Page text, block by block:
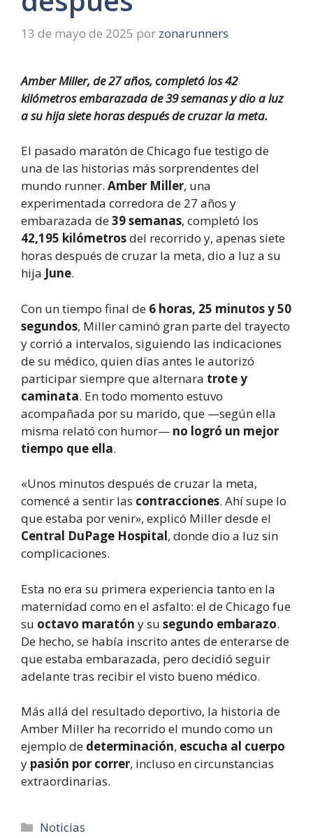
13 de mayo de 2025 por zonarunners
Amber Miller, de 27 años, completó los 42
kilómetros embarazada de 39 semanas y dio a luz
a su hija siete horas después de cruzar la meta.
El pasado maratón de Chicago fue testigo de
una de las historias más sorprendentes del
mundo runner. Amber Miller, una
experimentada corredora de 27 años y
embarazada de39 semanas, completó los
42,195 kilómetrosdel recorrido y, apenas siete
horas después de cruzar la meta, dio a luz a su
hija June.
Con un tiempo final de 6 horas, 25 minutos y 50
segundos, Miller caminó gran parte del trayecto
y corrió a intervalos, siguiendo las indicaciones
de su médico, quien días antes le autorizó
participar siempre que alternara trote y
caminata. En todo momento estuvo
acompañada por su marido, que —según ella
misma relató con humor— no logró un mejor
tiempo que ella.
«Unos minutos después de cruzar la meta,
comencé a sentir las contracciones. Ahí supe lo
que estaba por venir», explicó Miller desde el
Central DuPage Hospital, donde dio a luz sin
complicaciones.
Esta no era su primera experiencia tanto en la
maternidad como en el asfalto: el de Chicago fue
su octavo maratón y su segundo embarazo.
De hecho, se había inscrito antes de enterarse de
que estaba embarazada, pero decidió seguir
adelante tras recibir el visto bueno médico.
Más allá del resultado deportivo, la historia de
Amber Miller ha recorrido el mundo como un
ejemplo de determinación, escucha al cuerpo
y pasión por correr, incluso en circunstancias
extraordinarias.
Categorías
Noticias